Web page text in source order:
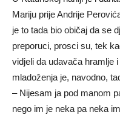
Mariju prije Andrije
je to tada bio običaj da se
preporuci, prosci su, tek
vidjeli da udavača hramlje
mladoženja je, navodno,
– Nijesam ja pod manom
nego im je neka pa neka